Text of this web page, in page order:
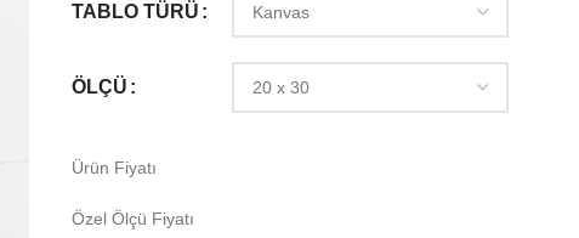
TABLO TÜRÜ
ÖLÇÜ
Ürün Fiyatı
Özel Ölçü Fiyatı